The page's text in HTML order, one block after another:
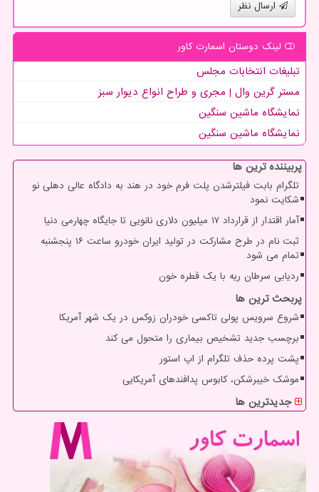
ارسال نظر
لینک دوستان اسمارت كاور
تبلیغات انتخابات مجلس
مستر گرین وال | مجری و طراح انواع دیوار سبز
نمایشگاه ماشین سنگین
نمایشگاه ماشین سنگین
پربیننده ترین ها
تلگرام بابت فیلترشدن پلت فرم خود در هند به دادگاه عالی دهلی نو
شکایت نمود
آمار اقتدار از قرارداد ۱۷ میلیون دلاری نانویی تا جایگاه چهارمی دنیا
ثبت نام در طرح مشارکت در تولید ایران خودرو ساعت ۱۶ پنجشنبه
تمام می شود
ردیابی سرطان ریه با یک قطره خون
پربحث ترین ها
شروع سرویس پولی تاکسی خودران زوکس در یک شهر آمریکا
برچسب جدید تشخیص بیماری را متحول می کند
پشت پرده حذف تلگرام از اپ استور
موشک خیبرشکن، کابوس پدافندهای آمریکایی
جدیدترین ها